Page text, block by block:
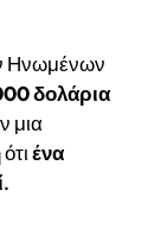
Ηνωμένων
δολάρια
μια
ένα
.